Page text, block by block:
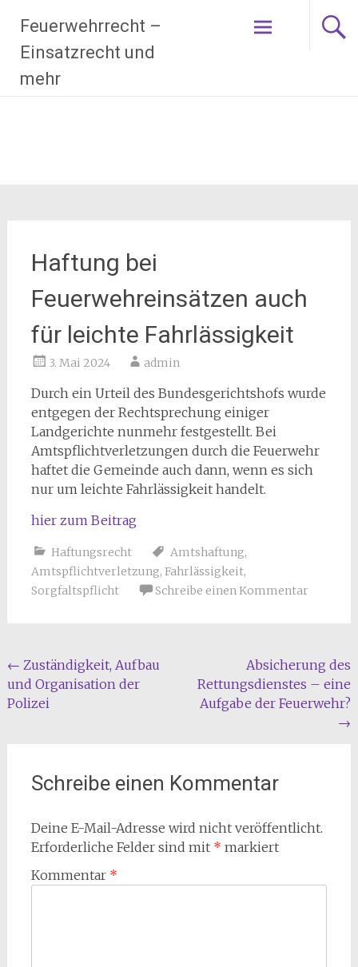
Inhalt
springen
Feuerwehrrecht –
Einsatzrecht und
mehr
Haftung bei
Feuerwehreinsätzen auch
für leichte Fahrlässigkeit
3. Mai 2024 admin
Durch ein Urteil des Bundesgerichtshofs wurde
entgegen der Rechtsprechung einiger
Landgerichte nunmehr festgestellt. Bei
Amtspflichtverletzungen durch die Feuerwehr
haftet die Gemeinde auch dann, wenn es sich
nur um leichte Fahrlässigkeit handelt.
hier zum Beitrag
Haftungsrecht Amtshaftung,
Amtspflichtverletzung, Fahrlässigkeit,
Sorgfaltspflicht
Schreibe einen Kommentar
Beitragsnavigation
← Zuständigkeit, Aufbau
und Organisation der
Polizei
Absicherung des
Rettungsdienstes – eine
Aufgabe der Feuerwehr?
→
Schreibe einen Kommentar
Deine E-Mail-Adresse wird nicht veröffentlicht.
Erforderliche Felder sind mit * markiert
Kommentar *